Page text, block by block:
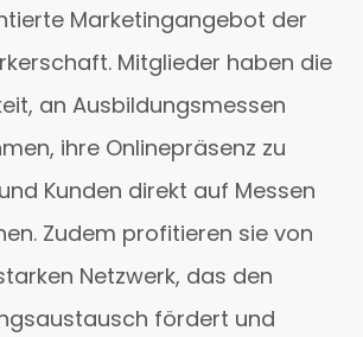
Marketingangebot der
Mitglieder haben die
an Ausbildungsmessen
ihre Onlinepräsenz zu
Kunden direkt auf Messen
Zudem profitieren sie von
Netzwerk, das den
fördert und